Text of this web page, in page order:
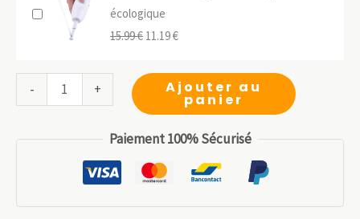
initial
était : est :
écologique
15.99€ Le
initial
11.19€Le
actuel
est :
-
quantité
de
+ Ajouter au
panier
Paiement 100% Sécurisé